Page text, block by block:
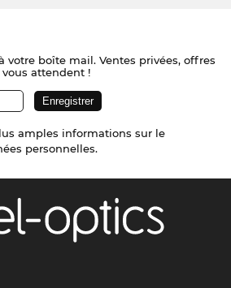
votre boîte mail. Ventes privées, offres
attendent !
amples informations sur le
personnelles.